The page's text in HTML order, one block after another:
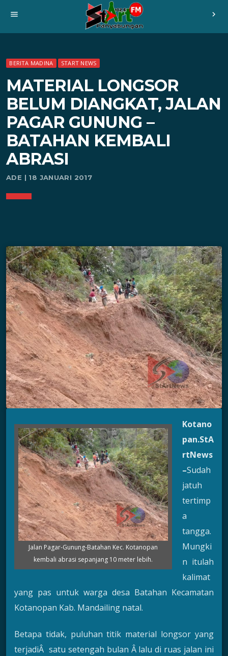
menu chevron_right
BERITA MADINA START NEWS
MATERIAL LONGSOR
BELUM DIANGKAT, JALAN
PAGAR GUNUNG –
BATAHAN KEMBALI
ABRASI
ADE | 18 JANUARI 2017
Jalan Pagar-Gunung-Batahan Kec. Kotanopan
kembali abrasi sepanjang 10 meter lebih.
Kotano
pan.StA
rtNews
–Sudah
jatuh
tertimp
a
tangga.
Mungki
n itulah
kalimat
yang pas untuk warga desa Batahan Kecamatan
Kotanopan Kab. Mandailing natal.
Betapa tidak, puluhan titik material longsor yang
terjadiÂ satu setengah bulan Â lalu di ruas jalan ini